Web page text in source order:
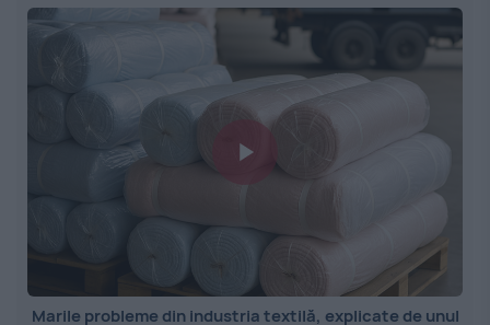
Marile probleme din industria textilă, explicate de unul